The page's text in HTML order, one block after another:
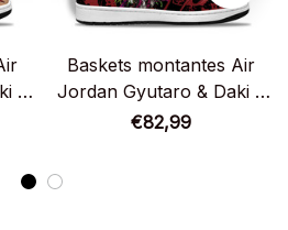
–
Baskets montantes Air
Jordan Gyutaro & Daki –
Chaussures montantes
€82,99